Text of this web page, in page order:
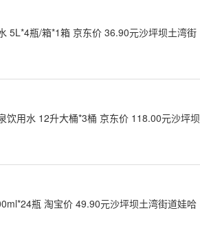
5L*4瓶/箱*1箱 京东价 36.90元沙坪坝土湾街
饮用水 12升大桶*3桶 京东价 118.00元沙坪坝
瓶 淘宝价 49.90元沙坪坝土湾街道娃哈